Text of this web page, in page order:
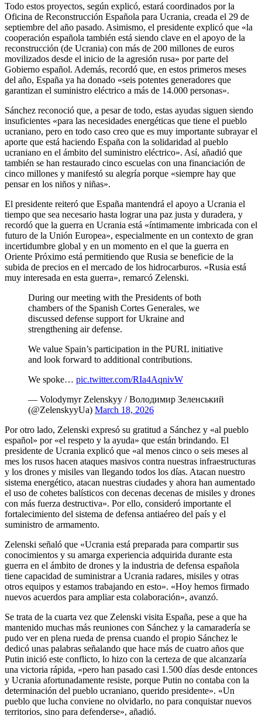
Todo estos proyectos, según explicó, estará coordinados por la
Oficina de Reconstrucción Española para Ucrania, creada el 29 de
septiembre del año pasado. Asimismo, el presidente explicó que «la
cooperación española también está siendo clave en el apoyo de la
reconstrucción (de Ucrania) con más de 200 millones de euros
movilizados desde el inicio de la agresión rusa» por parte del
Gobierno español. Además, recordó que, en estos primeros meses
del año, España ya ha donado «seis potentes generadores que
garantizan el suministro eléctrico a más de 14.000 personas».
Sánchez reconoció que, a pesar de todo, estas ayudas siguen siendo
insuficientes «para las necesidades energéticas que tiene el pueblo
ucraniano, pero en todo caso creo que es muy importante subrayar el
aporte que está haciendo España con la solidaridad al pueblo
ucraniano en el ámbito del suministro eléctrico». Así, añadió que
también se han restaurado cinco escuelas con una financiación de
cinco millones y manifestó su alegría porque «siempre hay que
pensar en los niños y niñas».
El presidente reiteró que España mantendrá el apoyo a Ucrania el
tiempo que sea necesario hasta lograr una paz justa y duradera, y
recordó que la guerra en Ucrania está «íntimamente imbricada con el
futuro de la Unión Europea», especialmente en un contexto de gran
incertidumbre global y en un momento en el que la guerra en
Oriente Próximo está permitiendo que Rusia se beneficie de la
subida de precios en el mercado de los hidrocarburos. «Rusia está
muy interesada en esta guerra», remarcó Zelenski.
During our meeting with the Presidents of both
chambers of the Spanish Cortes Generales, we
discussed defense support for Ukraine and
strengthening air defense.
We value Spain’s participation in the PURL initiative
and look forward to additional contributions.
We spoke… pic.twitter.com/RIa4AqnivW
— Volodymyr Zelenskyy / Володимир Зеленський
(@ZelenskyyUa) March 18, 2026
Por otro lado, Zelenski expresó su gratitud a Sánchez y «al pueblo
español» por «el respeto y la ayuda» que están brindando. El
presidente de Ucrania explicó que «al menos cinco o seis meses al
mes los rusos hacen ataques masivos contra nuestras infraestructuras
y los drones y misiles van llegando todos los días. Atacan nuestro
sistema energético, atacan nuestras ciudades y ahora han aumentado
el uso de cohetes balísticos con decenas decenas de misiles y drones
con más fuerza destructiva». Por ello, consideró importante el
fortalecimiento del sistema de defensa antiaéreo del país y el
suministro de armamento.
Zelenski señaló que «Ucrania está preparada para compartir sus
conocimientos y su amarga experiencia adquirida durante esta
guerra en el ámbito de drones y la industria de defensa española
tiene capacidad de suministrar a Ucrania radares, misiles y otras
otros equipos y estamos trabajando en esto». «Hoy hemos firmado
nuevos acuerdos para ampliar esta colaboración», avanzó.
Se trata de la cuarta vez que Zelenski visita España, pese a que ha
mantenido muchas más reuniones con Sánchez y la camaradería se
pudo ver en plena rueda de prensa cuando el propio Sánchez le
dedicó unas palabras señalando que hace más de cuatro años que
Putin inició este conflicto, lo hizo con la certeza de que alcanzaría
una victoria rápida, «pero han pasado casi 1.500 días desde entonces
y Ucrania afortunadamente resiste, porque Putin no contaba con la
determinación del pueblo ucraniano, querido presidente». «Un
pueblo que lucha conviene no olvidarlo, no para conquistar nuevos
territorios, sino para defenderse», añadió.